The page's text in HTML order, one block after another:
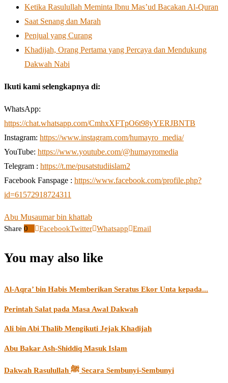
Ketika Rasulullah Meminta Ibnu Mas’ud Bacakan Al-Quran
Saat Senang dan Marah
Penjual yang Curang
Khadijah, Orang Pertama yang Percaya dan Mendukung
Dakwah Nabi
Ikuti kami selengkapnya di:
WhatsApp:
https://chat.whatsapp.com/CmhxXFTpO6t98yYERJBNTB
Instagram: https://www.instagram.com/humayro_media/
YouTube: https://www.youtube.com/@humayromedia
Telegram : https://t.me/pusatstudiislam2
Facebook Fanspage : https://www.facebook.com/profile.php?
id=61572918724311
Abu Musaumar bin khattab
Share 0 FacebookTwitter Whatsapp Email
You may also like
Al-Aqra’ bin Habis Memberikan Seratus Ekor Unta kepada...
Perintah Salat pada Masa Awal Dakwah
Ali bin Abi Thalib Mengikuti Jejak Khadijah
Abu Bakar Ash-Shiddiq Masuk Islam
Dakwah Rasulullah ﷺ Secara Sembunyi-Sembunyi